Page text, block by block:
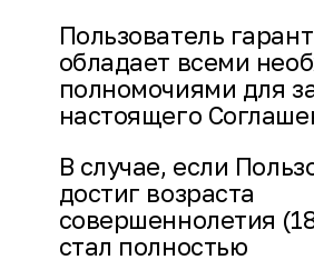
Пользователь
обладает всеми
полномочиями для
настоящего
В случае, если
достиг возраста
совершеннолетия
стал полностью